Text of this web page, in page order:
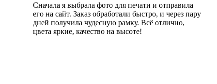
Сначала я выбрала фото для печати и отправила
его на сайт. Заказ обработали быстро, и через пару
дней получила чудесную рамку. Всё отлично,
цвета яркие, качество на высоте!